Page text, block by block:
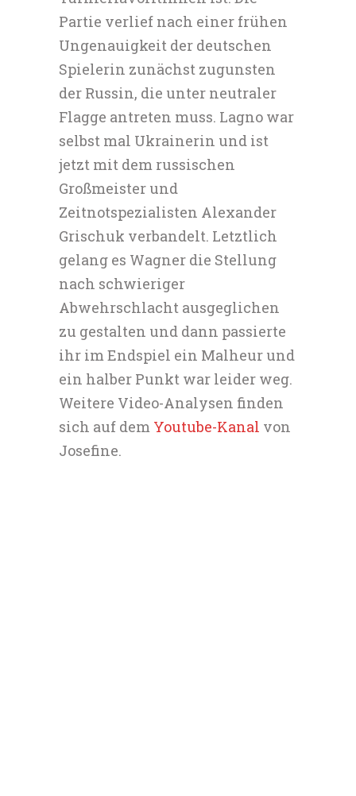
Partie verlief nach einer frühen
Ungenauigkeit der deutschen
Spielerin zunächst zugunsten
der Russin, die unter neutraler
Flagge antreten muss. Lagno war
selbst mal Ukrainerin und ist
jetzt mit dem russischen
Großmeister und
Zeitnotspezialisten Alexander
Grischuk verbandelt. Letztlich
gelang es Wagner die Stellung
nach schwieriger
Abwehrschlacht ausgeglichen
zu gestalten und dann passierte
ihr im Endspiel ein Malheur und
ein halber Punkt war leider weg.
Weitere Video-Analysen finden
sich auf dem Youtube-Kanal von
Josefine.